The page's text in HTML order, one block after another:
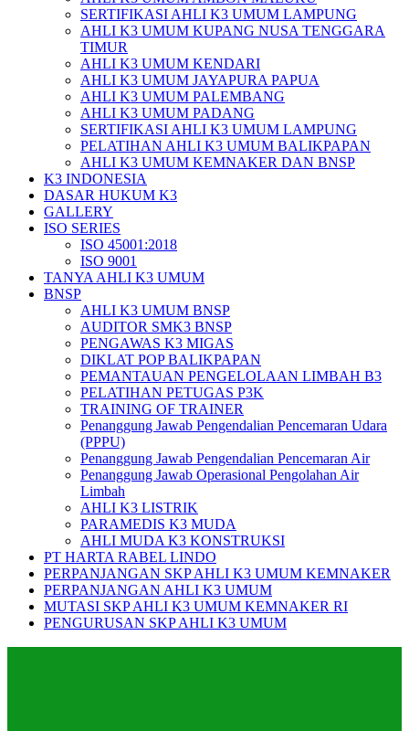
SERTIFIKASI AHLI K3 UMUM LAMPUNG
AHLI K3 UMUM KUPANG NUSA TENGGARA
TIMUR
AHLI K3 UMUM KENDARI
AHLI K3 UMUM JAYAPURA PAPUA
AHLI K3 UMUM PALEMBANG
AHLI K3 UMUM PADANG
SERTIFIKASI AHLI K3 UMUM LAMPUNG
PELATIHAN AHLI K3 UMUM BALIKPAPAN
AHLI K3 UMUM KEMNAKER DAN BNSP
K3 INDONESIA
DASAR HUKUM K3
GALLERY
ISO SERIES
ISO 45001:2018
ISO 9001
TANYA AHLI K3 UMUM
BNSP
AHLI K3 UMUM BNSP
AUDITOR SMK3 BNSP
PENGAWAS K3 MIGAS
DIKLAT POP BALIKPAPAN
PEMANTAUAN PENGELOLAAN LIMBAH B3
PELATIHAN PETUGAS P3K
TRAINING OF TRAINER
Penanggung Jawab Pengendalian Pencemaran Udara
(PPPU)
Penanggung Jawab Pengendalian Pencemaran Air
Penanggung Jawab Operasional Pengolahan Air
Limbah
AHLI K3 LISTRIK
PARAMEDIS K3 MUDA
AHLI MUDA K3 KONSTRUKSI
PT HARTA RABEL LINDO
PERPANJANGAN SKP AHLI K3 UMUM KEMNAKER
PERPANJANGAN AHLI K3 UMUM
MUTASI SKP AHLI K3 UMUM KEMNAKER RI
PENGURUSAN SKP AHLI K3 UMUM